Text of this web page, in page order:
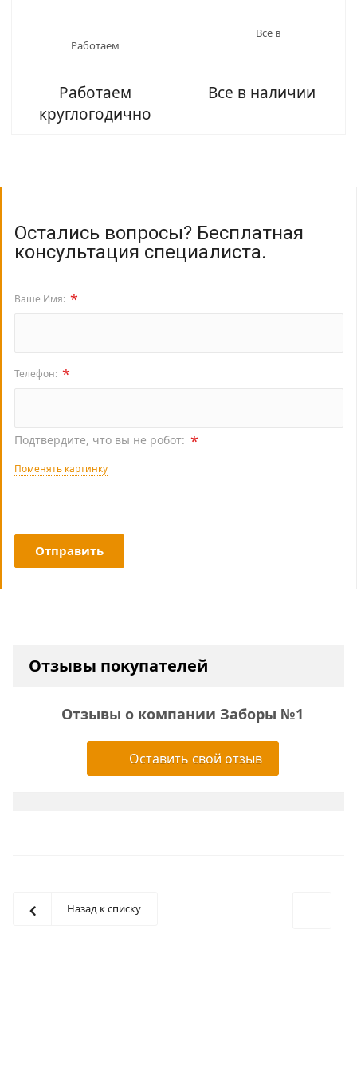
Работаем
круглогодично
Все в наличии
Остались вопросы? Бесплатная
консультация специалиста.
Ваше Имя: *
Телефон: *
Подтвердите, что вы не робот: *
Поменять картинку
Отправить
Отзывы покупателей
Отзывы о компании Заборы №1
Оставить свой отзыв
Назад к списку